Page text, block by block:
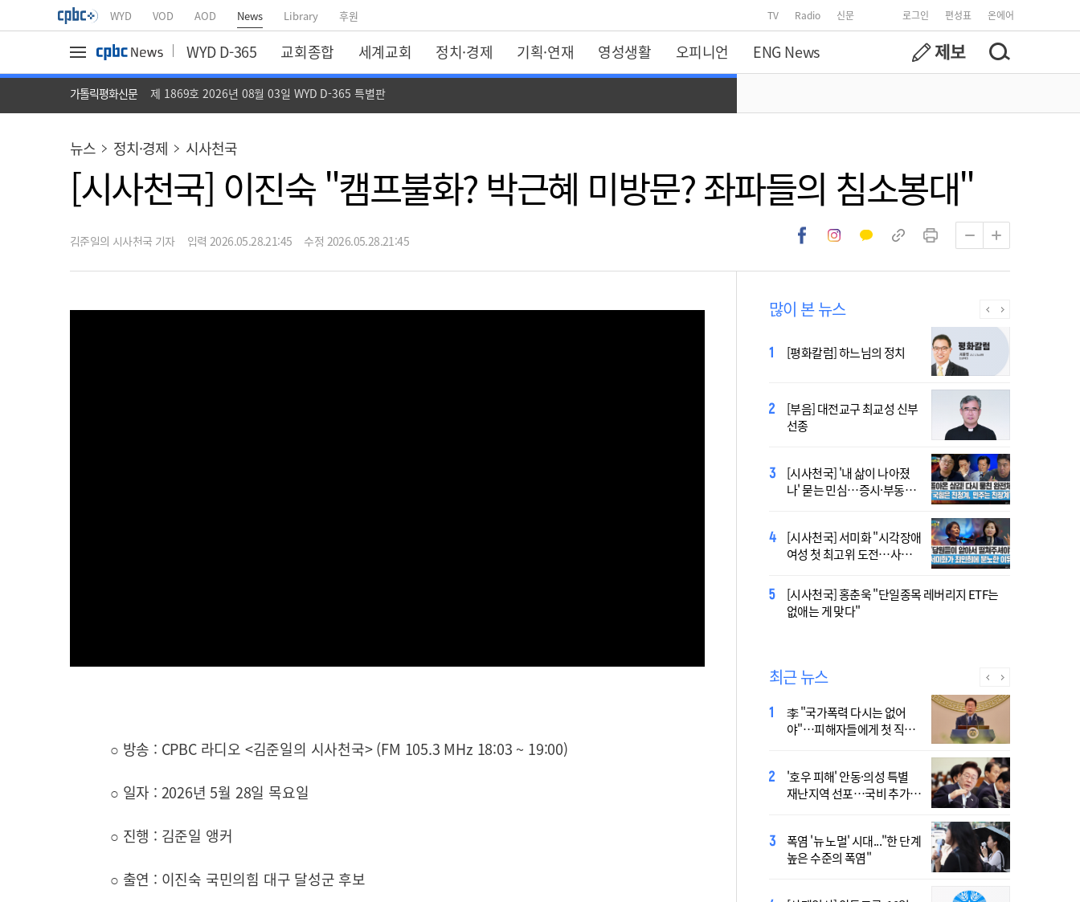
WYD VOD AOD News Library 후원 TV Radio 신문 로그인 편성표 온에어
WYD D-365 교회종합 세계교회 정치·경제 기획·연재 영성생활 오피니언 ENG News
가톨릭평화신문 제 1869호 2026년 08월 03일 WYD D-365 특별판
뉴스 정치·경제 시사천국
[시사천국] 이진숙 "캠프불화? 박근혜 미방문? 좌파들의 침소봉대"
김준일의 시사천국 기자 입력 2026.05.28.21:45 수정 2026.05.28.21:45
○ 방송 : CPBC 라디오 <김준일의 시사천국> (FM 105.3 MHz 18:03 ~ 19:00)
○ 일자 : 2026년 5월 28일 목요일
○ 진행 : 김준일 앵커
○ 출연 : 이진숙 국민의힘 대구 달성군 후보
많이 본 뉴스
[평화칼럼] 하느님의 정치
[부음] 대전교구 최교성 신부
선종
[시사천국] '내 삶이 나아졌
나' 묻는 민심…증시·부동산
[시사천국] 서미화 "시각장애
여성 첫 최고위 도전…사회
[시사천국] 홍춘욱 "단일종목 레버리지 ETF는
없애는 게 맞다"
[시사천국] 알고 싶지 않은 폭
염의 진실…올해가 가장 시
2027 서울 WYD 공식 주제가
오늘 공개…한국인 곡 선정
2027 서울 세계청년대회 주
제가 공개…희망의 선율 울
[시사천국] 서범수 '돌려차기'
발언 파장…"사석에서도 안
대전신학교 유학 사제, 중국
최연소 주교 됐다
최근 뉴스
李 "국가폭력 다시는 없어
야"…피해자들에게 첫 직접
'호우 피해' 안동·의성 특별
재난지역 선포…국비 추가
폭염 '뉴 노멀' 시대..."한 단계
높은 수준의 폭염"
정동영 "'조선' 호명 부르기
공론화 후에"…원로들 "이름
Official Theme Song for
WYD Seoul 2027 Released
Asia’s Church Builds
Bridges of Dialogue and